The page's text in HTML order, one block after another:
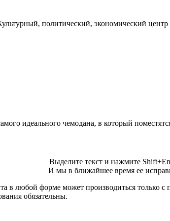
политический, экономический
идеального чемодана, в который
Выделите текст и нажмите
И мы в ближайшее время ее
в любой форме может производиться только
обязательны.